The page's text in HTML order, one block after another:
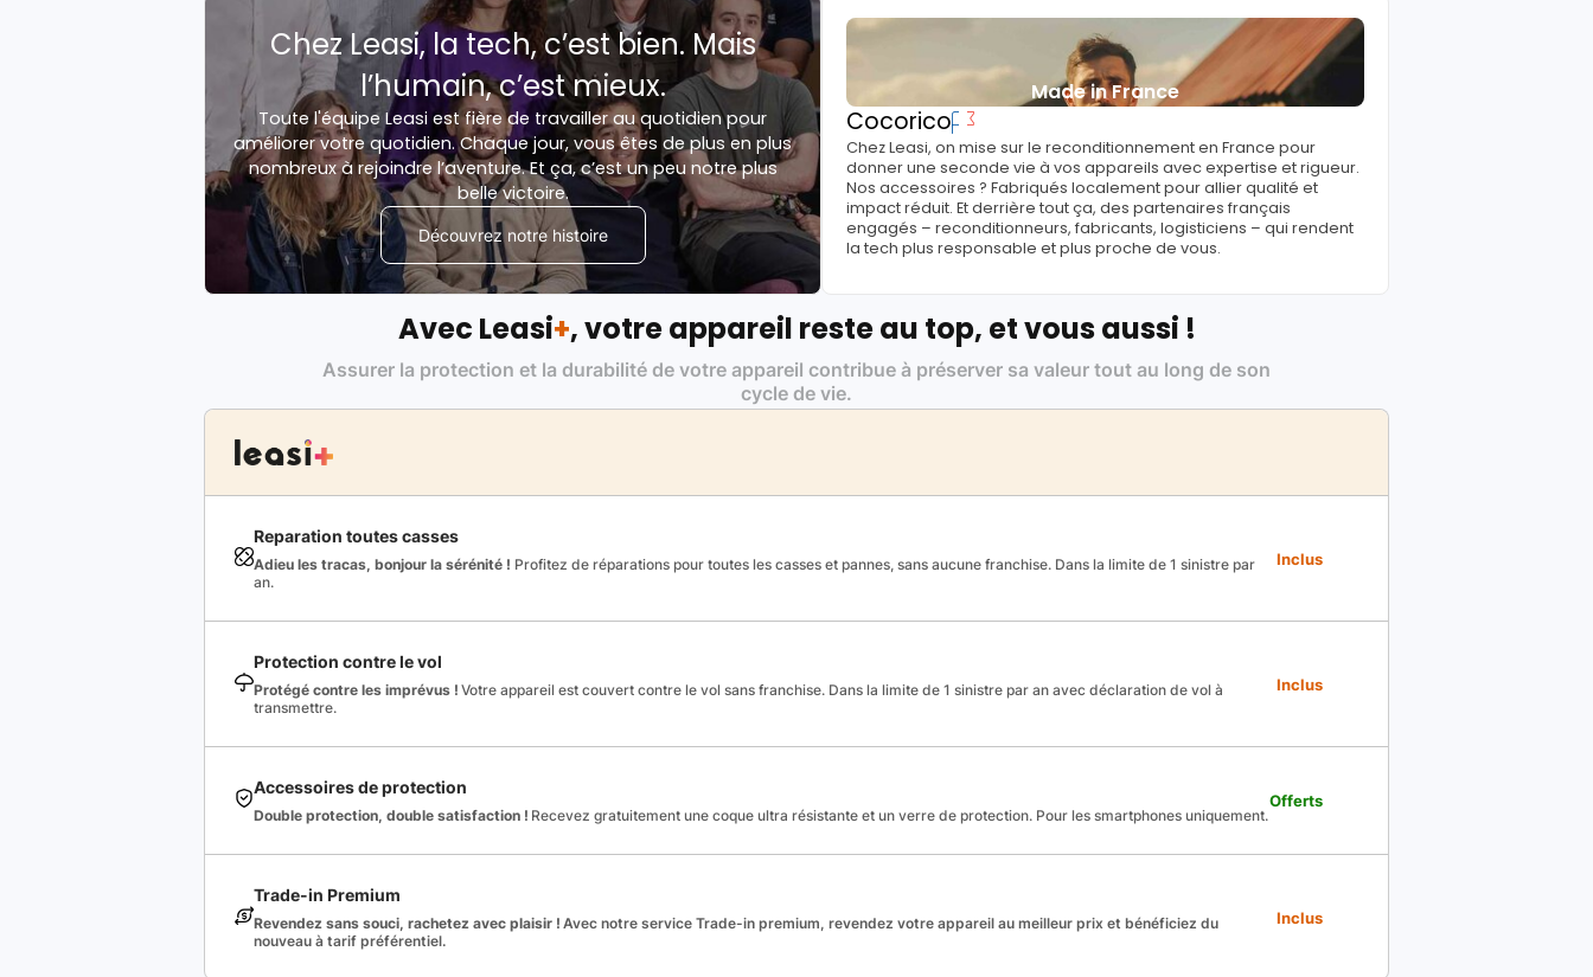
Chez Leasi, la tech, c’est bien. Mais
l’humain, c’est mieux.
Toute l'équipe Leasi est fière de travailler au quotidien pour
améliorer votre quotidien. Chaque jour, vous êtes de plus en plus
nombreux à rejoindre l’aventure. Et ça, c’est un peu notre plus
belle victoire.
Découvrez notre histoire
Made in France
Cocorico
Chez Leasi, on mise sur le reconditionnement en France pour
donner une seconde vie à vos appareils avec expertise et rigueur.
Nos accessoires ? Fabriqués localement pour allier qualité et
impact réduit. Et derrière tout ça, des partenaires français
engagés – reconditionneurs, fabricants, logisticiens – qui rendent
la tech plus responsable et plus proche de vous.
Avec Leasi+, votre appareil reste au top, et vous aussi !
Assurer la protection et la durabilité de votre appareil contribue à préserver sa valeur tout au long de son
cycle de vie.
Reparation toutes casses
Adieu les tracas, bonjour la sérénité ! Profitez de réparations pour toutes les casses et pannes, sans aucune franchise. Dans la limite de 1 sinistre par
an.
Inclus
Protection contre le vol
Protégé contre les imprévus ! Votre appareil est couvert contre le vol sans franchise. Dans la limite de 1 sinistre par an avec déclaration de vol à
transmettre.
Inclus
Accessoires de protection
Double protection, double satisfaction ! Recevez gratuitement une coque ultra résistante et un verre de protection. Pour les smartphones uniquement.
Offerts
Trade-in Premium
Revendez sans souci, rachetez avec plaisir ! Avec notre service Trade-in premium, revendez votre appareil au meilleur prix et bénéficiez du
nouveau à tarif préférentiel.
Inclus